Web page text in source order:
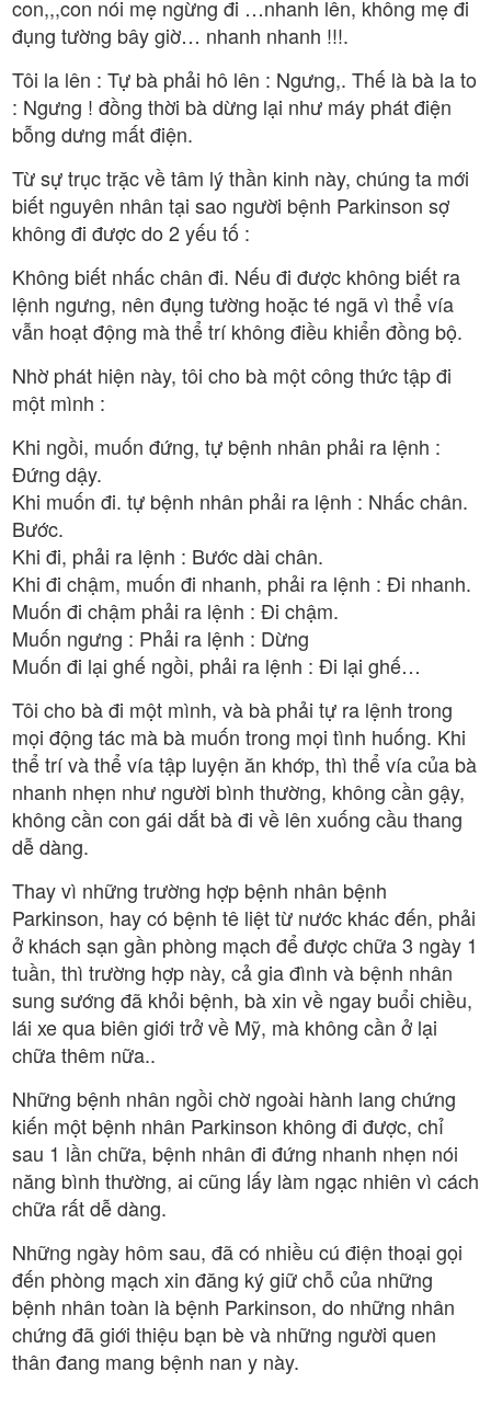
con,,,con nói mẹ ngừng đi …nhanh lên, không mẹ đi
đụng tường bây giờ… nhanh nhanh !!!.
Tôi la lên : Tự bà phải hô lên : Ngưng,. Thế là bà la to
: Ngưng ! đồng thời bà dừng lại như máy phát điện
bỗng dưng mất điện.
Từ sự trục trặc về tâm lý thần kinh này, chúng ta mới
biết nguyên nhân tại sao người bệnh Parkinson sợ
không đi được do 2 yếu tố :
Không biết nhấc chân đi. Nếu đi được không biết ra
lệnh ngưng, nên đụng tường hoặc té ngã vì thể vía
vẫn hoạt động mà thể trí không điều khiển đồng bộ.
Nhờ phát hiện này, tôi cho bà một công thức tập đi
một mình :
Khi ngồi, muốn đứng, tự bệnh nhân phải ra lệnh :
Đứng dậy.
Khi muốn đi. tự bệnh nhân phải ra lệnh : Nhấc chân.
Bước.
Khi đi, phải ra lệnh : Bước dài chân.
Khi đi chậm, muốn đi nhanh, phải ra lệnh : Đi nhanh.
Muốn đi chậm phải ra lệnh : Đi chậm.
Muốn ngưng : Phải ra lệnh : Dừng
Muốn đi lại ghế ngồi, phải ra lệnh : Đi lại ghế…
Tôi cho bà đi một mình, và bà phải tự ra lệnh trong
mọi động tác mà bà muốn trong mọi tình huống. Khi
thể trí và thể vía tập luyện ăn khớp, thì thể vía của bà
nhanh nhẹn như người bình thường, không cần gậy,
không cần con gái dắt bà đi về lên xuống cầu thang
dễ dàng.
Thay vì những trường hợp bệnh nhân bệnh
Parkinson, hay có bệnh tê liệt từ nước khác đến, phải
ở khách sạn gần phòng mạch để được chữa 3 ngày 1
tuần, thì trường hợp này, cả gia đình và bệnh nhân
sung sướng đã khỏi bệnh, bà xin về ngay buổi chiều,
lái xe qua biên giới trở về Mỹ, mà không cần ở lại
chữa thêm nữa..
Những bệnh nhân ngồi chờ ngoài hành lang chứng
kiến một bệnh nhân Parkinson không đi được, chỉ
sau 1 lần chữa, bệnh nhân đi đứng nhanh nhẹn nói
năng bình thường, ai cũng lấy làm ngạc nhiên vì cách
chữa rất dễ dàng.
Những ngày hôm sau, đã có nhiều cú điện thoại gọi
đến phòng mạch xin đăng ký giữ chỗ của những
bệnh nhân toàn là bệnh Parkinson, do những nhân
chứng đã giới thiệu bạn bè và những người quen
thân đang mang bệnh nan y này.